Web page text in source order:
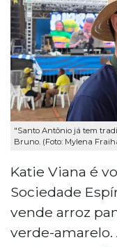
"Santo Antônio já tem
Bruno. (Foto: Mylena
Katie Viana é
Sociedade
vende arroz
verde-